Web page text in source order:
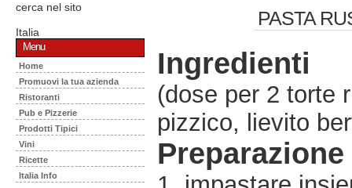
cerca nel sito
Italia
Menu
Home
Promuovi la tua azienda
Ristoranti
Pub e Pizzerie
Prodotti Tipici
Vini
Ricette
Italia Info
PASTA
Ingredienti
(dose per 2 torte
pizzico, lievito
Preparazione